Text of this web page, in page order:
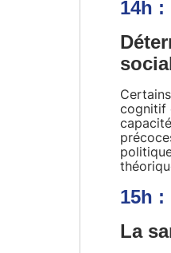
14h :
cognitif
15h :
La